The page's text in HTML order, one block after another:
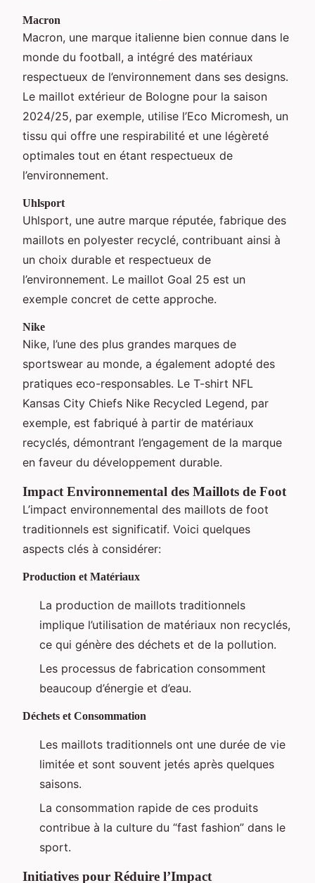
Macron
Macron, une marque italienne bien connue dans le
monde du football, a intégré des matériaux
respectueux de l’environnement dans ses designs.
Le maillot extérieur de Bologne pour la saison
2024/25, par exemple, utilise l’Eco Micromesh, un
tissu qui offre une respirabilité et une légèreté
optimales tout en étant respectueux de
l’environnement.
Uhlsport
Uhlsport, une autre marque réputée, fabrique des
maillots en polyester recyclé, contribuant ainsi à
un choix durable et respectueux de
l’environnement. Le maillot Goal 25 est un
exemple concret de cette approche.
Nike
Nike, l’une des plus grandes marques de
sportswear au monde, a également adopté des
pratiques eco-responsables. Le T-shirt NFL
Kansas City Chiefs Nike Recycled Legend, par
exemple, est fabriqué à partir de matériaux
recyclés, démontrant l’engagement de la marque
en faveur du développement durable.
Impact Environnemental des Maillots de Foot
L’impact environnemental des maillots de foot
traditionnels est significatif. Voici quelques
aspects clés à considérer:
Production et Matériaux
La production de maillots traditionnels
implique l’utilisation de matériaux non recyclés,
ce qui génère des déchets et de la pollution.
Les processus de fabrication consomment
beaucoup d’énergie et d’eau.
Déchets et Consommation
Les maillots traditionnels ont une durée de vie
limitée et sont souvent jetés après quelques
saisons.
La consommation rapide de ces produits
contribue à la culture du “fast fashion” dans le
sport.
Initiatives pour Réduire l’Impact